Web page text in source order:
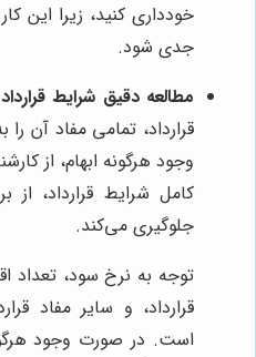
خودداری کنید، زیرا این
جدی شود.
مطالعه دقیق شرایط
قرارداد، تمامی مفاد آن
وجود هرگونه ابهام، از
کامل شرایط قرارداد، از
جلوگیری می‌کند.
توجه به نرخ سود، تعداد
قرارداد، و سایر مفاد
است. در صورت وجود